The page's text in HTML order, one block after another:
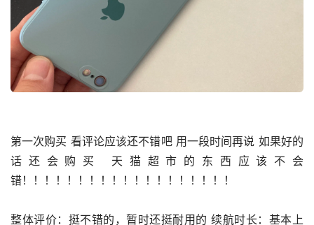
第一次购买 看评论应该还不错吧 用一段时间再说 如果好的
话还会购买 天猫超市的东西应该不会
错！！！！！！！！！！！！！！！！！！！
整体评价：挺不错的，暂时还挺耐用的 续航时长：基本上